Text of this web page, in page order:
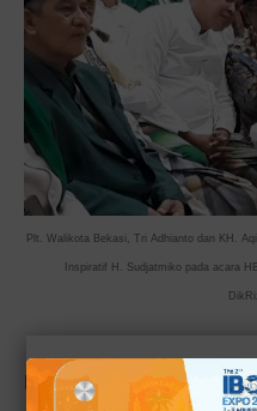
Plt. Walikota Bekasi, Tri Adhianto dan KH.
Inspiratif H. Sudjatmiko pada acara
Baca juga:
Makian Kasar